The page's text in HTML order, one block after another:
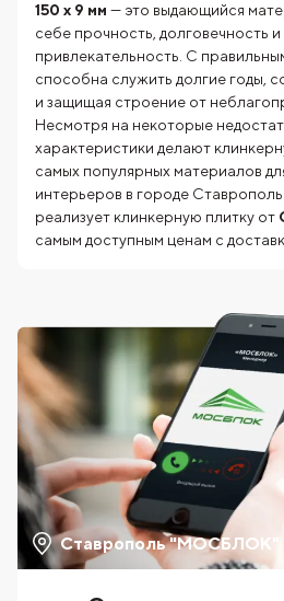
150 x 9 мм — это выдающийся
себе прочность, долговечность
привлекательность. С
способна служить долгие годы,
и защищая строение от
Несмотря на некоторые
характеристики делают
самых популярных материалов
интерьеров в городе
реализует клинкерную плитку от
самым доступным ценам с
Ставрополь "МОСБЛОК"